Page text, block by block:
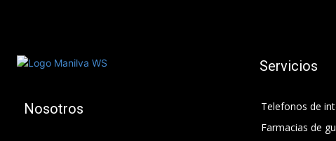
Nosotros
Servicios
Telefonos de
Farmacias de